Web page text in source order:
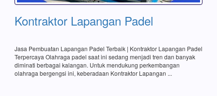
Kontraktor Lapangan Padel
Jasa Pembuatan Lapangan Padel Terbaik | Kontraktor Lapangan Padel
Terpercaya Olahraga padel saat ini sedang menjadi tren dan banyak
diminati berbagai kalangan. Untuk mendukung perkembangan
olahraga bergengsi ini, keberadaan Kontraktor Lapangan ...